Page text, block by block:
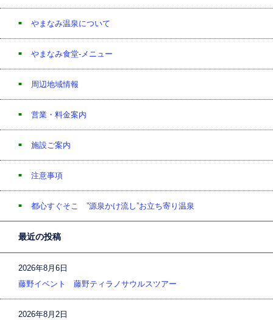
やまなみ温泉について
やまなみ食堂-メニュー
周辺地域情報
営業・料金案内
施設ご案内
注意事項
都心すぐそこ ”源泉かけ流し”お立ち寄り温泉
最近の投稿
2026年8月6日
藤野イベント 藤野ティラノサウルスツアー
2026年8月2日